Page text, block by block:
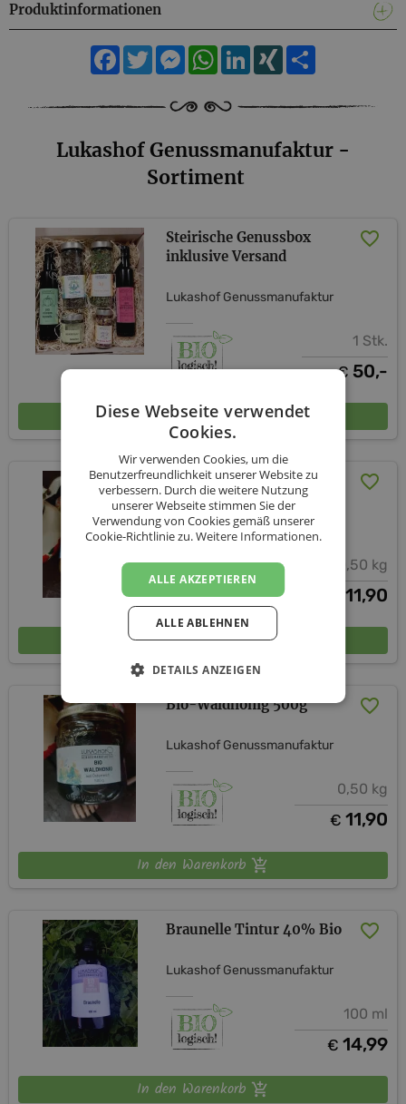
Produktinformationen
Facebook
TwitterMessengerWhatsApp
LinkedIn
XING
Lukashof Genussmanufaktur -
Sortiment
Steirische Genussbox
inklusive Versand
Lukashof Genussmanufaktur
1 Stk.
€ 50,-
In den Warenkorb
Bio-Cremehonig 500g
Lukashof Genussmanufaktur
0,50 kg
11,90
In den Warenkorb
Bio-Waldhonig 500g
Lukashof Genussmanufaktur
0,50 kg
€ 11,90
In den Warenkorb
Braunelle Tintur 40% Bio
Lukashof Genussmanufaktur
100 ml
€ 14,99
In den Warenkorb
Diese Webseite verwendet
Cookies.
Wir verwenden Cookies, um die
Benutzerfreundlichkeit unserer Website zu
verbessern. Durch die weitere Nutzung
unserer Webseite stimmen Sie der
Verwendung von Cookies gemäß unserer
Cookie-Richtlinie zu.Weitere Informationen.
ALLE AKZEPTIEREN
ALLE ABLEHNEN
DETAILS ANZEIGEN